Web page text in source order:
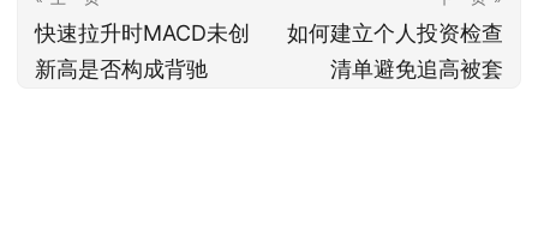
快速拉升时MACD未创
新高是否构成背驰
如何建立个人投资检查
清单避免追高被套